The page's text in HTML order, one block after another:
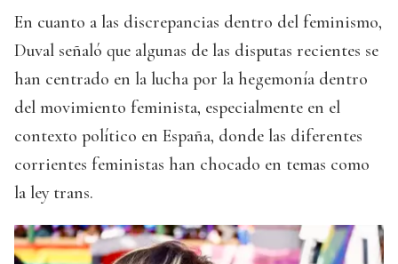
En cuanto a las discrepancias dentro del feminismo,
Duval señaló que algunas de las disputas recientes se
han centrado en la lucha por la hegemonía dentro
del movimiento feminista, especialmente en el
contexto político en España, donde las diferentes
corrientes feministas han chocado en temas como
la ley trans.